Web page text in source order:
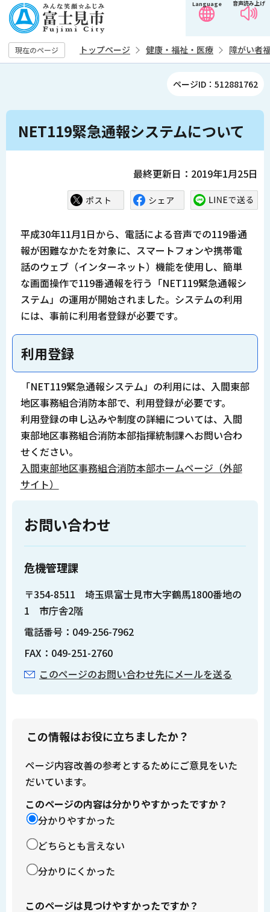
の
ペ
ー
す
音声読み上げ
Language
現在のページ トップページ 健康・福祉・医療 障がい者
ページID：512881762
本
NET119緊急通報システムについて
最終更新日：2019年1月25日
平成30年11月1日から、電話による音声での119番通
報が困難なかたを対象に、スマートフォンや携帯電
話のウェブ（インターネット）機能を使用し、簡単
な画面操作で119番通報を行う「NET119緊急通報シ
ステム」の運用が開始されました。システムの利用
には、事前に利用者登録が必要です。
利用登録
「NET119緊急通報システム」の利用には、入間東部
地区事務組合消防本部で、利用登録が必要です。
利用登録の申し込みや制度の詳細については、入間
東部地区事務組合消防本部指揮統制課へお問い合わ
せください。
入間東部地区事務組合消防本部ホームページ（外部
サイト）
お問い合わせ
危機管理課
〒354-8511 埼玉県富士見市大字鶴馬1800番地の
1 市庁舎2階
電話番号：049-256-7962
FAX：049-251-2760
このページのお問い合わせ先にメールを送る
この情報はお役に立ちましたか？
ページ内容改善の参考とするためにご意見をいた
だいています。
このページの内容は分かりやすかったですか？
分かりやすかった
どちらとも言えない
分かりにくかった
このページは見つけやすかったですか？